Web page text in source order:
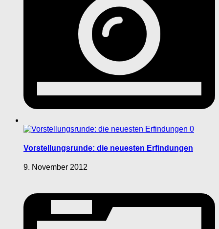
0
Vorstellungsrunde: die neuesten Erfindungen
9. November 2012